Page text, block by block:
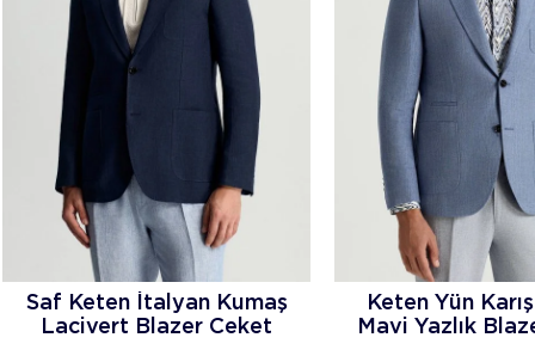
Saf Keten İtalyan Kumaş
Lacivert Blazer Ceket
Keten Yün
Mavi Yazlık